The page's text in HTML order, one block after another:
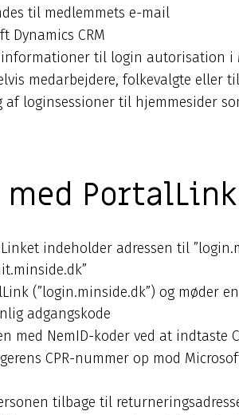
til medlemmets e-mail
Dynamics CRM
til login autorisation i
medarbejdere, folkevalgte
af loginsessioner til hjemmesider
PortalLink
indeholder adressen til
(”login.minside.dk”) og møder
adgangskode
med NemID-koder ved at
CPR-nummer op mod
tilbage til